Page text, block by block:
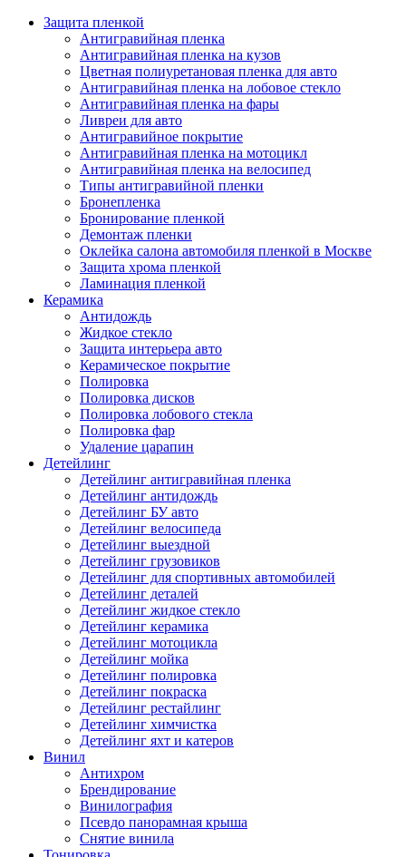
Защита пленкой
Антигравийная пленка
Антигравийная пленка на кузов
Цветная полиуретановая пленка для авто
Антигравийная пленка на лобовое стекло
Антигравийная пленка на фары
Ливреи для авто
Антигравийное покрытие
Антигравийная пленка на мотоцикл
Антигравийная пленка на велосипед
Типы антигравийной пленки
Бронепленка
Бронирование пленкой
Демонтаж пленки
Оклейка салона автомобиля пленкой в Москве
Защита хрома пленкой
Ламинация пленкой
Керамика
Антидождь
Жидкое стекло
Защита интерьера авто
Керамическое покрытие
Полировка
Полировка дисков
Полировка лобового стекла
Полировка фар
Удаление царапин
Детейлинг
Детейлинг антигравийная пленка
Детейлинг антидождь
Детейлинг БУ авто
Детейлинг велосипеда
Детейлинг выездной
Детейлинг грузовиков
Детейлинг для спортивных автомобилей
Детейлинг деталей
Детейлинг жидкое стекло
Детейлинг керамика
Детейлинг мотоцикла
Детейлинг мойка
Детейлинг полировка
Детейлинг покраска
Детейлинг рестайлинг
Детейлинг химчистка
Детейлинг яхт и катеров
Винил
Антихром
Брендирование
Винилография
Псевдо панорамная крыша
Снятие винила